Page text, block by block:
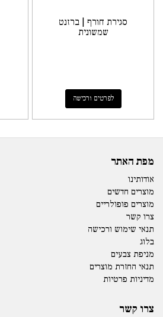
סגירת חורף | ברזנט
שמשונית
לפרטים ורכישה
מפת האתר
אודותינו
מוצרים חדשים
מוצרים פופולריים
צרו קשר
תנאי שימוש ורכישה
בלוג
מניפת צבעים
תנאי החזרת מוצרים
מדיניות פרטיות
צרו קשר